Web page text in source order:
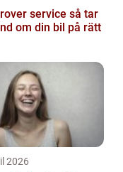
service så tar
om din bil på rätt
2026